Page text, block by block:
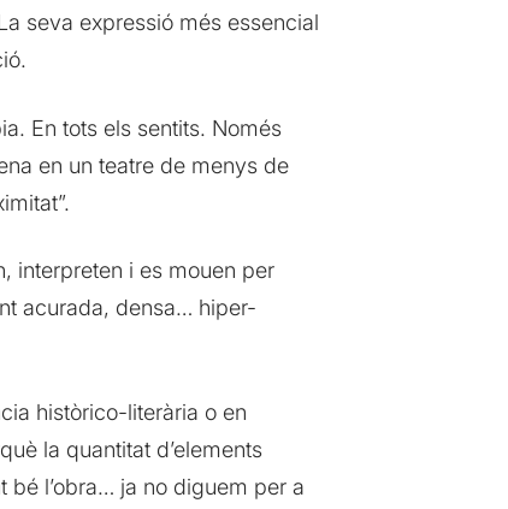
seva expressió més essencial
En tots els sentits. Només
en un teatre de menys de
interpreten i es mouen per
acurada, densa… hiper-
històrico-literària o en
la quantitat d’elements
bé l’obra… ja no diguem per a